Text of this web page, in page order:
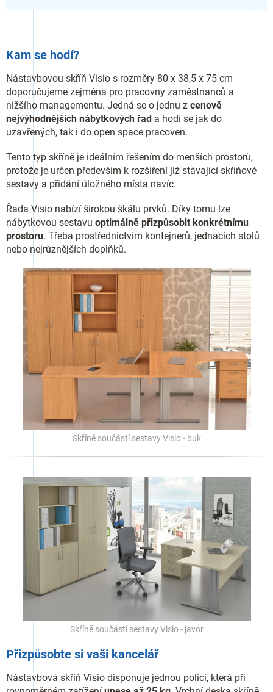
Kam se hodí?
Nástavbovou skříň Visio s rozměry 80 x 38,5 x 75 cm
doporučujeme zejména pro pracovny zaměstnanců a
nižšího managementu. Jedná se o jednu z cenově
nejvýhodnějších nábytkových řad a hodí se jak do
uzavřených, tak i do open space pracoven.
Tento typ skříně je ideálním řešením do menších prostorů,
protože je určen především k rozšíření již stávající skříňové
sestavy a přidání úložného místa navíc.
Řada Visio nabízí širokou škálu prvků. Díky tomu lze
nábytkovou sestavu optimálně přizpůsobit konkrétnímu
prostoru. Třeba prostřednictvím kontejnerů, jednacích stolů
nebo nejrůznějších doplňků.
Skříně součástí sestavy Visio - buk
Skříně součástí sestavy Visio - javor
Přizpůsobte si vaši kancelář
Nástavbová skříň Visio disponuje jednou policí, která při